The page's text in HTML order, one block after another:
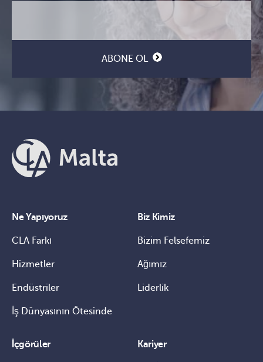
ABONE OL
Ne Yapıyoruz
CLA Farkı
Hizmetler
Endüstriler
İş Dünyasının Ötesinde
Biz Kimiz
Bizim Felsefemiz
Ağımız
Liderlik
İçgörüler Kariyer